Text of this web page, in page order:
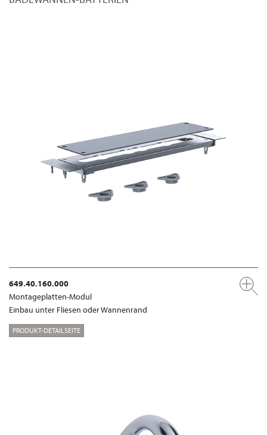
649.40.160.000
Montageplatten-Modul
Einbau unter Fliesen oder Wannenrand
PRODUKT-DETAILSEITE